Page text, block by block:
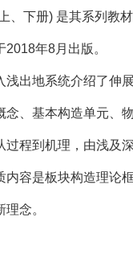
、下册) 是其系列教
年8月出版。
浅出地系统介绍了伸
、基本构造单元、
程到机理，由浅及
内容是板块构造理论
念。